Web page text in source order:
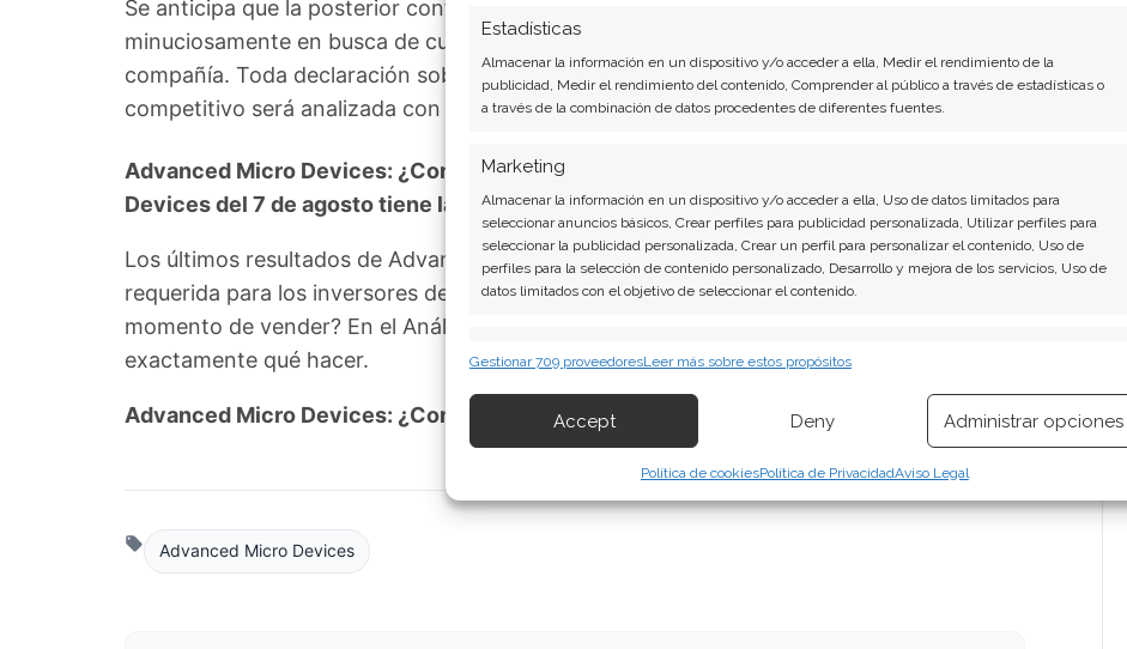
Estadísticas
Almacenar la información en un dispositivo y/o acceder a ella, Medir el rendimiento de la
publicidad, Medir el rendimiento del contenido, Comprender al público a través de estadísticas o
a través de la combinación de datos procedentes de diferentes fuentes.
Marketing
Almacenar la información en un dispositivo y/o acceder a ella, Uso de datos limitados para
seleccionar anuncios básicos, Crear perfiles para publicidad personalizada, Utilizar perfiles para
seleccionar la publicidad personalizada, Crear un perfil para personalizar el contenido, Uso de
perfiles para la selección de contenido personalizado, Desarrollo y mejora de los servicios, Uso de
datos limitados con el objetivo de seleccionar el contenido.
información transmitida de forma automática.
Garantizar la seguridad, evitar y detectar fraudes, y eliminar
fallos, Ofrecer y presentar publicidad y contenido, Guardar y
Siempre activo
Gestionar 709 proveedoresLeer más sobre estos propósitos
Accept Deny Administrar opciones
Política de cookiesPolítica de PrivacidadAviso Legal
Se anticipa que la posterior conferencia telefónica con analistas será escrutada
minuciosamente en busca de cualquier indicio sobre la estrategia de productos de la
compañía. Toda declaración sobre el roadmap tecnológico y el posicionamiento
competitivo será analizada con lupa por los expertos del sector.
Advanced Micro Devices: ¿Comprar o vender? El nuevo Análisis de Advanced Micro
Devices del 7 de agosto tiene la respuesta:
Los últimos resultados de Advanced Micro Devices son contundentes: Acción inmediata
requerida para los inversores de Advanced Micro Devices. ¿Merece la pena invertir o es
momento de vender? En el Análisis gratuito actual del 7 de agosto descubrirá
exactamente qué hacer.
Advanced Micro Devices: ¿Comprar o vender?¡Lee más aquí!
Advanced Micro Devices